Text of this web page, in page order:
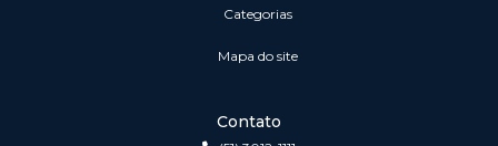
Categorias
Mapa do site
Contato